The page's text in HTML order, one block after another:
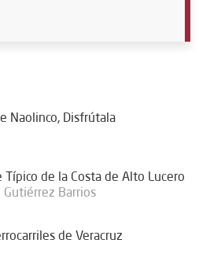
Naolinco, Disfrútala
Típico de la Costa de Alto Lucero
Barrios
de Veracruz